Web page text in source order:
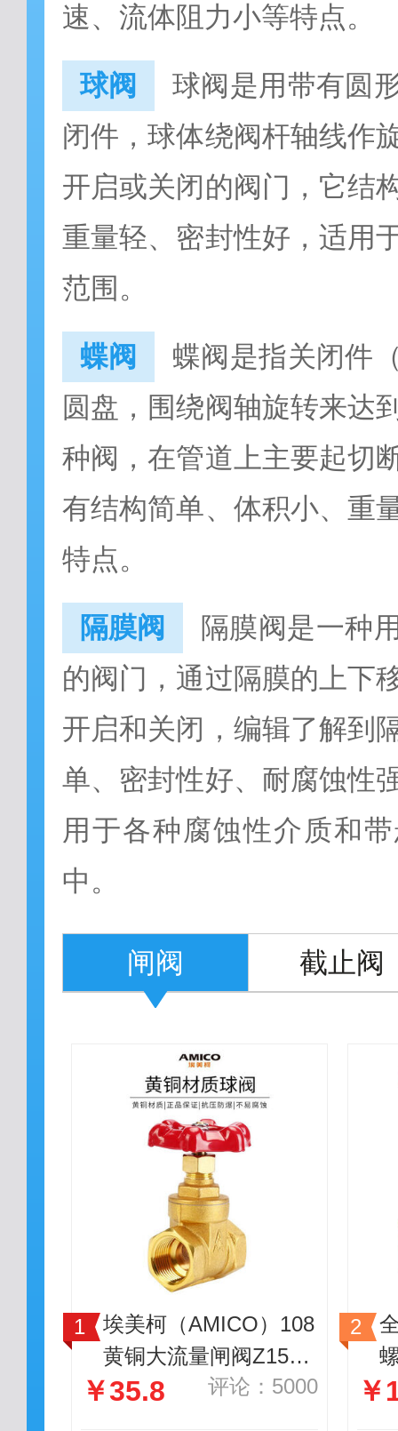
速、流体阻力小等特点。
球阀
球阀是用带有圆
闭件，球体绕阀杆轴线作
开启或关闭的阀门，它结
重量轻、密封性好，适用
范围。
蝶阀
蝶阀是指关闭件
圆盘，围绕阀轴旋转来达
种阀，在管道上主要起切
有结构简单、体积小、重
特点。
隔膜阀
隔膜阀是一种
的阀门，通过隔膜的上下
开启和关闭，编辑了解到
单、密封性好、耐腐蚀性
用于各种腐蚀性介质和
中。
闸阀 截止阀
埃美柯（AMICO）108
黄铜大流量闸阀Z15W-
16T加厚耐高温内螺纹
￥35.8 评论：5000 ￥